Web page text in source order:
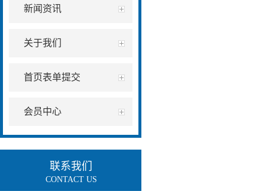
新闻资讯
关于我们
首页表单提交
会员中心
联系我们
CONTACT US